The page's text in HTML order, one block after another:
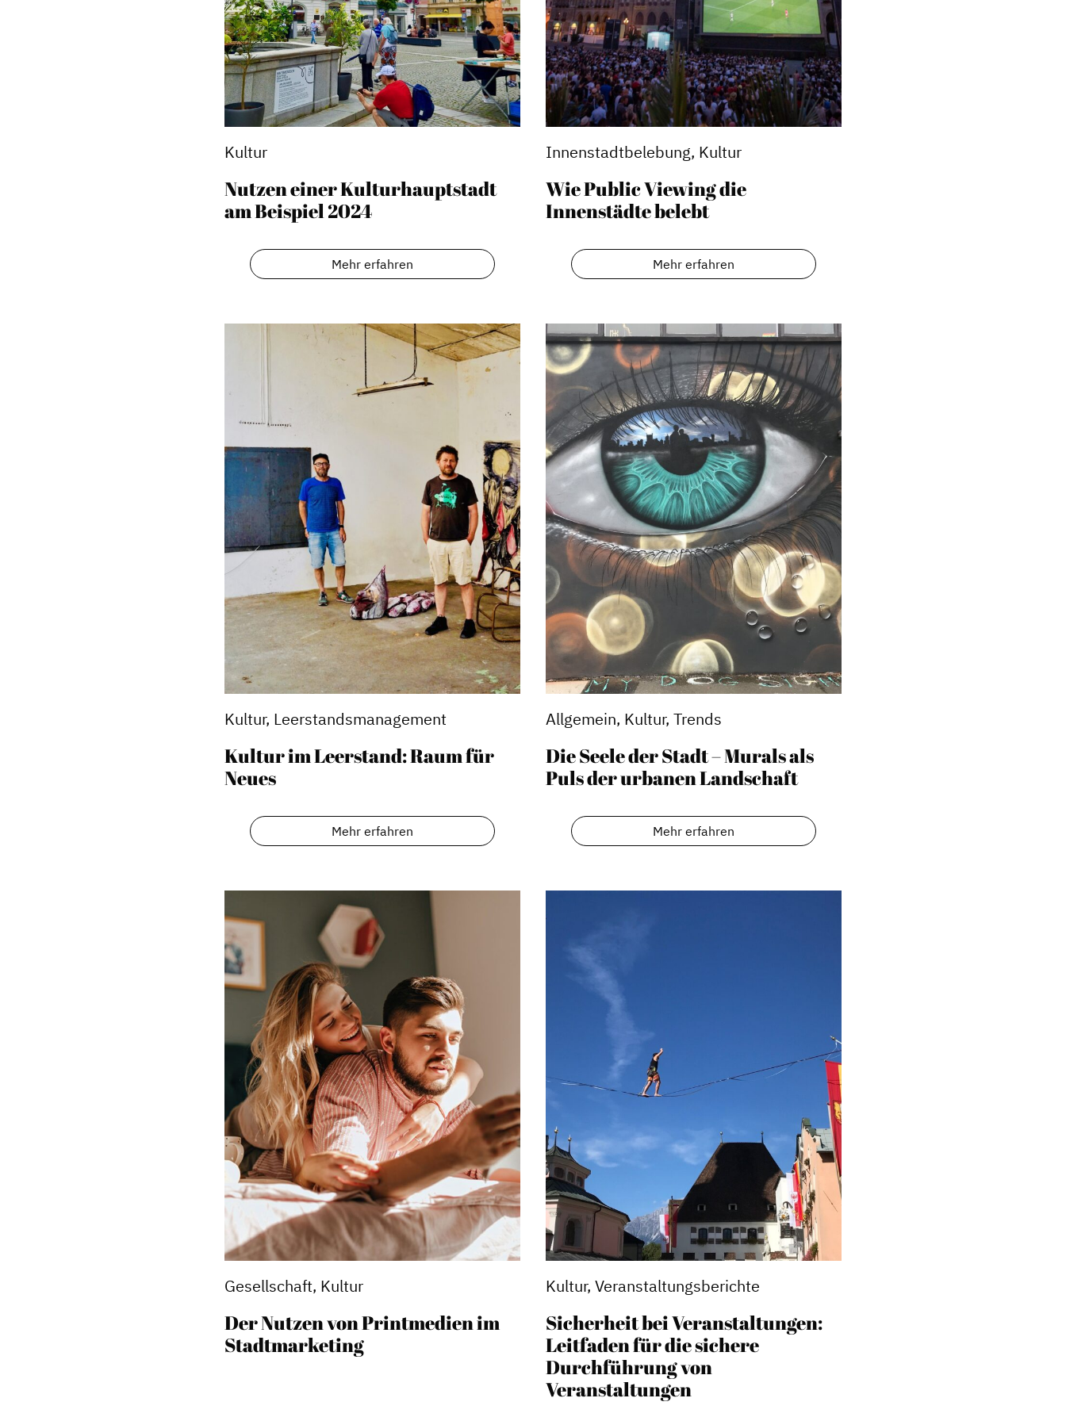
Dachverband
Veranstaltungen
Stadtmarketing
Stadtraumgestaltung
Projektmanagement
Contentmanagement
Datenmanagement
Serviceleistungen
Kooperationen
Service
News
Informiert bleiben
Presse
Mosaik
Expertenwissen
Kultur
Nutzen einer Kulturhauptstadt
am Beispiel 2024
Mehr erfahren
Innenstadtbelebung, Kultur
Wie Public Viewing die
Innenstädte belebt
Mehr erfahren
Kultur, Leerstandsmanagement
Kultur im Leerstand: Raum für
Neues
Mehr erfahren
Allgemein, Kultur, Trends
Die Seele der Stadt – Murals als
Puls der urbanen Landschaft
Mehr erfahren
Gesellschaft, Kultur
Der Nutzen von Printmedien im
Stadtmarketing
Kultur, Veranstaltungsberichte
Sicherheit bei Veranstaltungen:
Leitfaden für die sichere
Durchführung von
Veranstaltungen